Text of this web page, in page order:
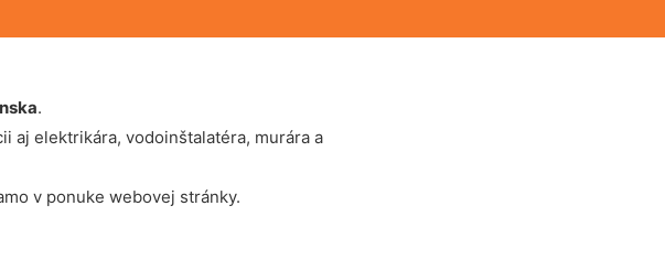
.
aj elektrikára, vodoinštalatéra, murára a
v ponuke webovej stránky.